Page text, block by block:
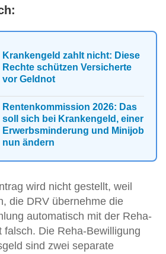
Krankengeld zahlt nicht: Diese
Rechte schützen Versicherte
vor Geldnot
Rentenkommission 2026: Das
soll sich bei Krankengeld, einer
Erwerbsminderung und Minijob
nun ändern
wird nicht gestellt, weil
die DRV übernehme die
automatisch mit der Reha-
falsch. Die Reha-Bewilligung
sind zwei separate